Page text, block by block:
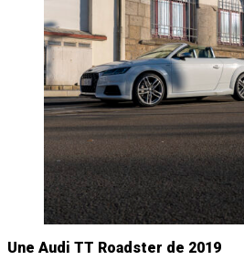
Une Audi TT Roadster de 2019